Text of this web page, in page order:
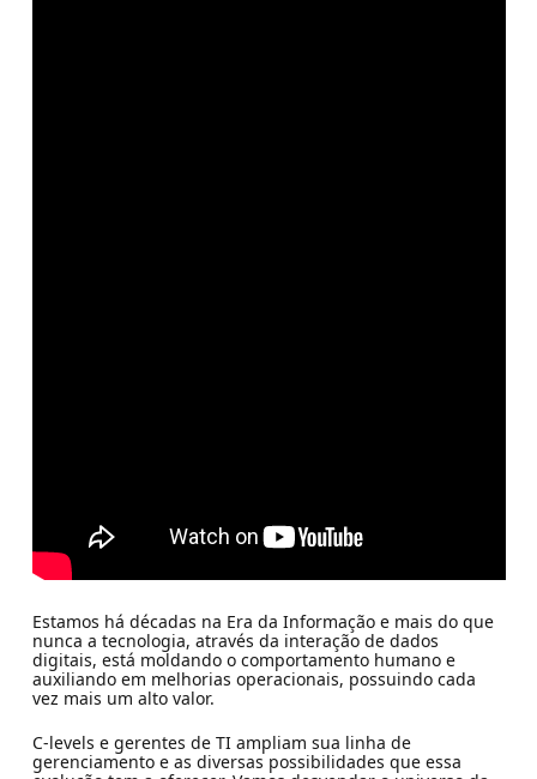
Estamos há décadas na Era da Informação e mais do que
nunca a tecnologia, através da interação de dados
digitais, está moldando o comportamento humano e
auxiliando em melhorias operacionais, possuindo cada
vez mais um alto valor.
C-levels e gerentes de TI ampliam sua linha de
gerenciamento e as diversas possibilidades que essa